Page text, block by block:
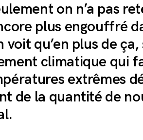
on n’a pas
plus engouffré
voit qu’en plus de
climatique qui
extrêmes
de la quantité de